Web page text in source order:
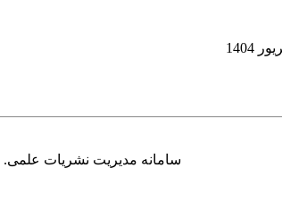
سامانه مدیریت نشریات علمی.